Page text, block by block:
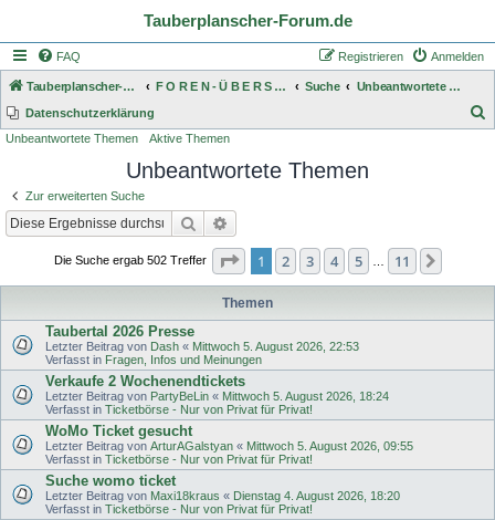
Tauberplanscher-Forum.de
FAQ Anmelden
Registrieren
Tauberplanscher-Forum.de F O R E N - Ü B E R S I C H T Suche
Unbeantwortete Themen
Datenschutzerklärung
Unbeantwortete Themen Aktive Themen
Unbeantwortete Themen
Zur erweiterten Suche
Suche
Die Suche ergab 502 Treffer Seite 1von 11
1 2 3 4 5 11
Themen
Taubertal 2026 Presse
Letzter Beitrag von Dash « Mittwoch 5. August 2026, 22:53
Verfasst in Fragen, Infos und Meinungen
Verkaufe 2 Wochenendtickets
Letzter Beitrag von PartyBeLin « Mittwoch 5. August 2026, 18:24
Verfasst in Ticketbörse - Nur von Privat für Privat!
WoMo Ticket gesucht
Letzter Beitrag von ArturAGalstyan « Mittwoch 5. August 2026, 09:55
Verfasst in Ticketbörse - Nur von Privat für Privat!
Suche womo ticket
Letzter Beitrag von Maxi18kraus « Dienstag 4. August 2026, 18:20
Verfasst in Ticketbörse - Nur von Privat für Privat!